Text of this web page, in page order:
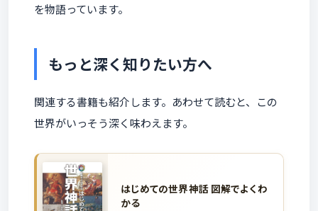
を物語っています。
もっと深く知りたい方へ
関連する書籍も紹介します。あわせて読むと、この
世界がいっそう深く味わえます。
はじめての世界神話 図解でよくわ
かる